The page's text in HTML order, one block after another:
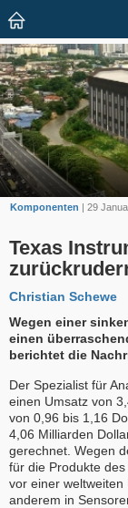
Komponenten | 29
Texas
Christian Schewe
Wegen einer
einen
berichtet die
Der Spezialist für
einen Umsatz von
von 0,96 bis 1,16
4,06 Milliarden
gerechnet. Wegen
für die Produkte
vor einer
anderem in